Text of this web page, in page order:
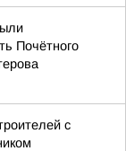
Почётного
с